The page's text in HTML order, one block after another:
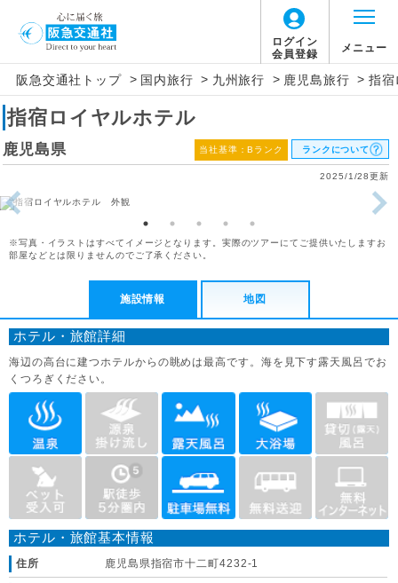
ログイン
会員登録
メニュー
阪急交通社トップ > 国内旅行 > 九州旅行 > 鹿児島旅行 > 指宿
指宿ロイヤルホテル
鹿児島県 当社基準：Bランク ランクについて
2025/1/28更新
※写真・イラストはすべてイメージとなります。実際のツアーにてご提供いたしますお
部屋などとは限りませんのでご了承ください。
施設情報 地図
ホテル・旅館詳細
海辺の高台に建つホテルからの眺めは最高です。海を見下す露天風呂でお
くつろぎください。
ホテル・旅館基本情報
住所 鹿児島県指宿市十二町4232-1